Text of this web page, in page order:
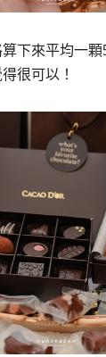
下來平均一
很可以！